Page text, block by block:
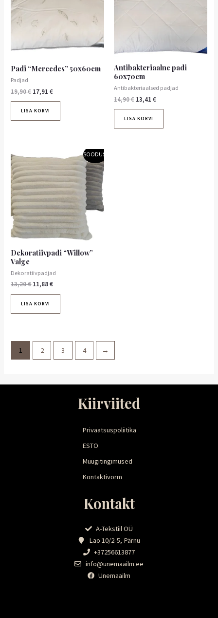
Padi “Mercedes” 50x60cm
Padjad
19,90€ 17,91€
LISA KORVI
Antibakteriaalne padi
60x70cm
Antibakteriaalsed padjad
14,90€ 13,41 €
LISA KORVI
SOODUS!
Dekoratiivpadi “Willow”
Valge
Dekoratiivpadjad
13,20€
oli:
13,20 €.
11,88€
hind
on:
11,88 €.
LISA KORVI
1 2 3 4 →
Kiirviited
Privaatsuspoliitika
ESTO
Müügitingimused
Kontaktivorm
Kontakt
A-Tekstiil OÜ
Lao 10/2-5, Pärnu
+37256613877
info@unemaailm.ee
Unemaailm